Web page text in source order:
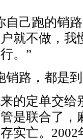
己跑的销路
就不做，我
。”
路，都是到
定单交给
是联合了，
实亡。